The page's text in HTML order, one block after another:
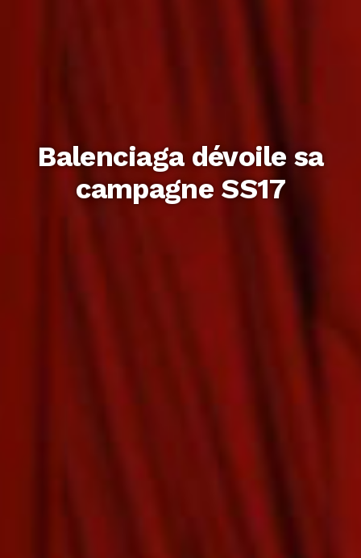
Balenciaga dévoile sa
campagne SS17